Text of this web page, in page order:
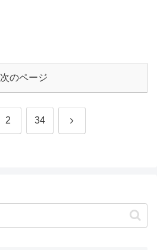
次のページ
2 34 次